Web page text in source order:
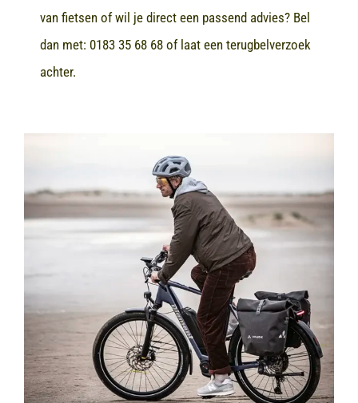
van fietsen of wil je direct een passend advies? Bel
dan met: 0183 35 68 68of laat een terugbelverzoek
achter.